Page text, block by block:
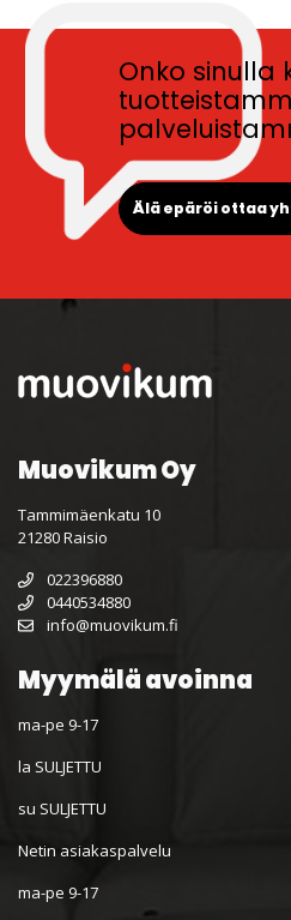
Onko sinulla
Älä epäröi ottaa
Muovikum Oy
Tammimäenkatu 10
21280 Raisio
022396880
0440534880
info@muovikum.fi
Myymälä avoinna
ma-pe 9-17
la SULJETTU
su SULJETTU
Netin asiakaspalvelu
ma-pe 9-17